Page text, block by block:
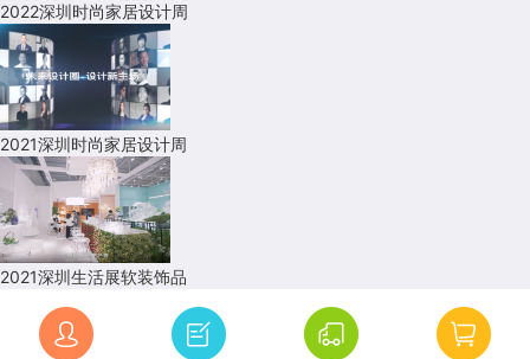
2022深圳时尚家居设计周
2021深圳时尚家居设计周
2021深圳生活展软装饰品